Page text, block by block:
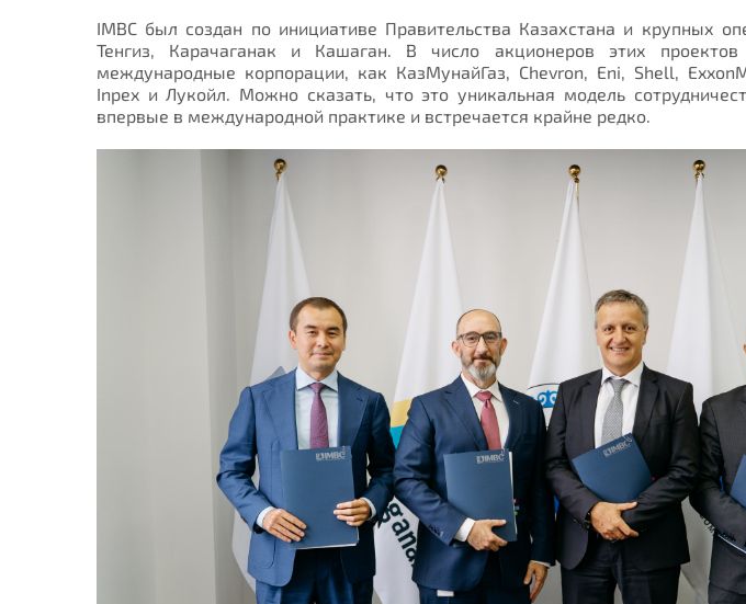
IMBC был создан по инициативе Правительства Казахстана и крупных
Тенгиз, Карачаганак и Кашаган. В число акционеров этих
международные корпорации, как КазМунайГаз, Chevron, Eni, Shell,
Inpex и Лукойл. Можно сказать, что это уникальная модель
впервые в международной практике и встречается крайне редко.